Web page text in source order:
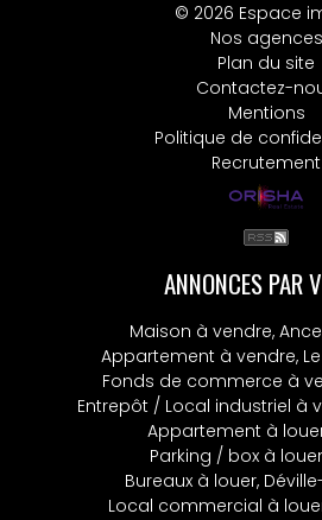
© 2026 Espace
Nos agences
Plan du site
Contactez-
Mentions
Politique de
Recrutement
ANNONCES PAR
Maison à vendre,
Appartement à vendre,
Fonds de commerce à
Entrepôt / Local industriel à
Appartement à
Parking / box à
Bureaux à louer,
Local commercial à